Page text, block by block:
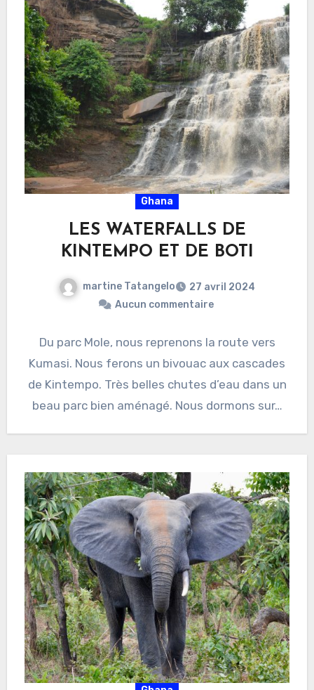
Ghana
LES WATERFALLS DE
KINTEMPO ET DE BOTI
martine Tatangelo
27 avril 2024
Aucun commentaire
Du parc Mole, nous reprenons la route vers
Kumasi. Nous ferons un bivouac aux cascades
de Kintempo. Très belles chutes d’eau dans un
beau parc bien aménagé. Nous dormons sur…